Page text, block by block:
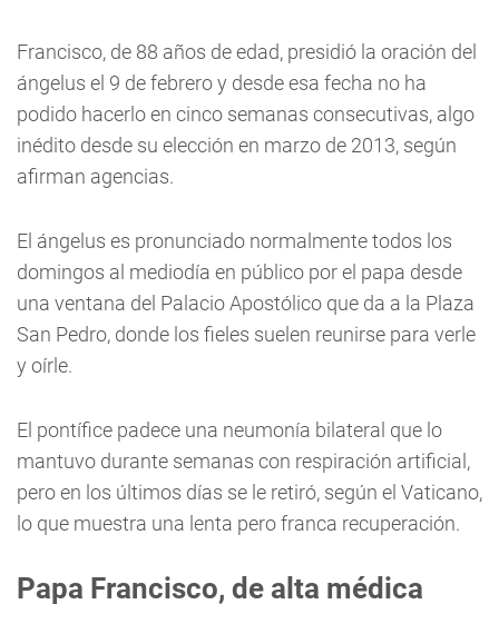
Francisco, de 88 años de edad, presidió la oración del
ángelus el 9 de febrero y desde esa fecha no ha
podido hacerlo en cinco semanas consecutivas, algo
inédito desde su elección en marzo de 2013, según
afirman agencias.
El ángelus es pronunciado normalmente todos los
domingos al mediodía en público por el papa desde
una ventana del Palacio Apostólico que da a la Plaza
San Pedro, donde los fieles suelen reunirse para verle
y oírle.
El pontífice padece una neumonía bilateral que lo
mantuvo durante semanas con respiración artificial,
pero en los últimos días se le retiró, según el Vaticano,
lo que muestra una lenta pero franca recuperación.
Papa Francisco, de alta médica